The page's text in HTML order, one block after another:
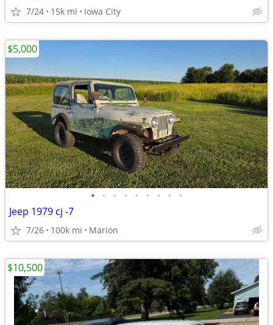
7/24 15k mi Iowa City
• • • • • • • • •
Jeep 1979 cj -7
7/26 100k mi Marion
$5,000
$10,500